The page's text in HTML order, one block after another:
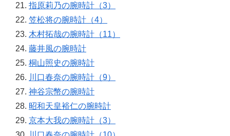
指原莉乃の腕時計（3）
笠松将の腕時計（4）
木村拓哉の腕時計（11）
藤井風の腕時計
桐山照史の腕時計
川口春奈の腕時計（9）
神谷宗幣の腕時計
昭和天皇裕仁の腕時計
京本大我の腕時計（3）